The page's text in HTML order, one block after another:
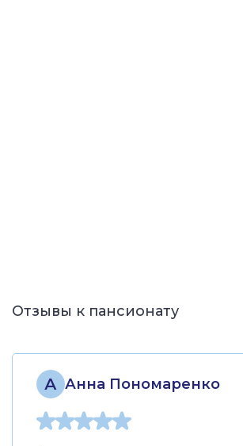
Отзывы к пансионату
А Анна Пономаренко